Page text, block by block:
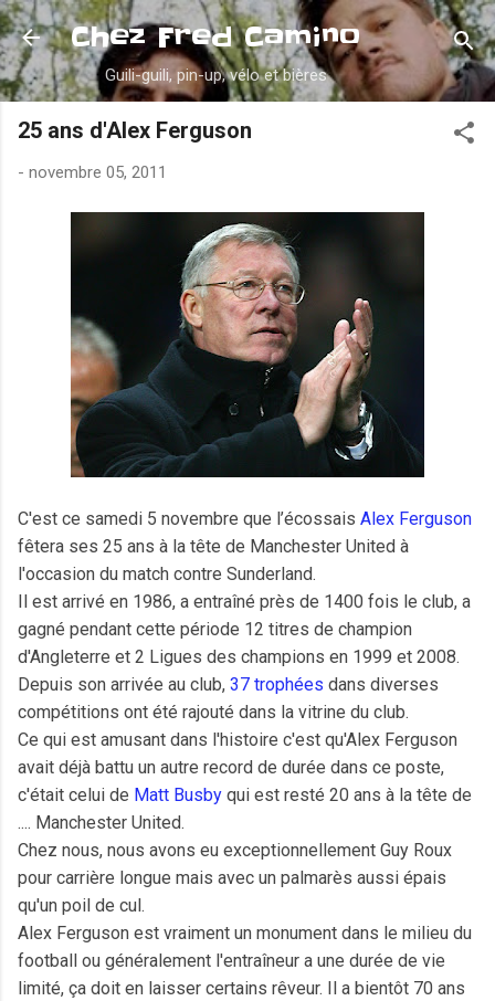
Accéder au contenu principal
Chez Fred Camino
Guili-guili, pin-up, vélo et bières
25 ans d'Alex Ferguson
- novembre 05, 2011
C'est ce samedi 5 novembre que l’écossais Alex Ferguson
fêtera ses 25 ans à la tête de Manchester United à
l'occasion du match contre Sunderland.
Il est arrivé en 1986, a entraîné près de 1400 fois le club, a
gagné pendant cette période 12 titres de champion
d'Angleterre et 2 Ligues des champions en 1999 et 2008.
Depuis son arrivée au club, 37 trophées dans diverses
compétitions ont été rajouté dans la vitrine du club.
Ce qui est amusant dans l'histoire c'est qu'Alex Ferguson
avait déjà battu un autre record de durée dans ce poste,
c'était celui de Matt Busby qui est resté 20 ans à la tête de
.... Manchester United.
Chez nous, nous avons eu exceptionnellement Guy Roux
pour carrière longue mais avec un palmarès aussi épais
qu'un poil de cul.
Alex Ferguson est vraiment un monument dans le milieu du
football ou généralement l'entraîneur a une durée de vie
limité, ça doit en laisser certains rêveur. Il a bientôt 70 ans